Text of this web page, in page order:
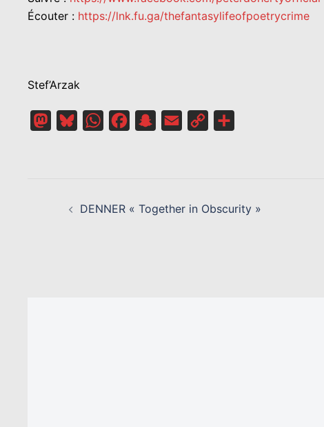
Écouter : https://lnk.fu.ga/thefantasylifeofpoetrycrime
Stef’Arzak
MastodonBlueskyWhatsAppFacebookSnapchat
Email
Copy
D’ARTICLEDENNER « Together in Obscurity »